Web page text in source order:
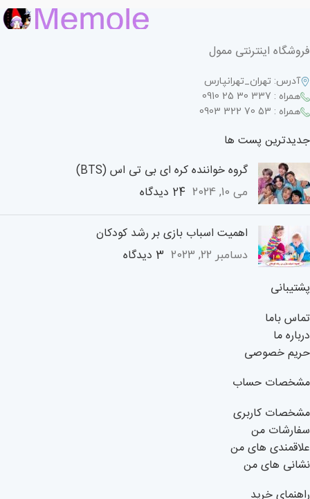
فروشگاه اینترنتی ممول
آدرس: تهران_تهرانپارس
همراه : 337 30 25 0910
همراه : 53 70 322 0903
جدیدترین پست ها
گروه خواننده کره ای بی تی اس (BTS)
می 10, 2024 24 دیدگاه
اهمیت اسباب بازی بر رشد کودکان
دسامبر 22, 2023
3 دیدگاه
پشتیبانی
تماس باما
درباره ما
حریم خصوصی
مشخصات حساب
مشخصات کاربری
سفارشات من
علاقمندی های من
نشانی های من
راهنمای خرید